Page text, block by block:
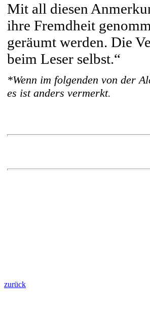
Mit all diesen
ihre Fremdheit
geräumt werden. Die
beim Leser selbst.“
*Wenn im folgenden von der
es ist anders vermerkt.
zurück